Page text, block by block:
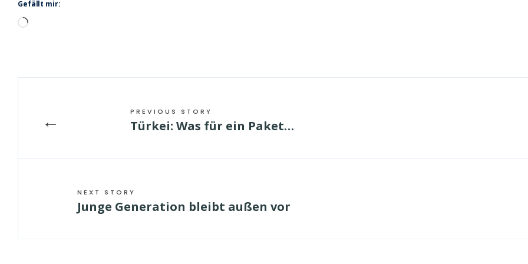
Gefällt mir:
Wird
← PREVIOUS STORY
Türkei: Was für ein Paket…
NEXT STORY
Junge Generation bleibt außen vor